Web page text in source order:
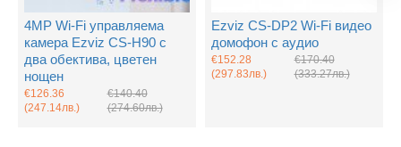
4MP Wi-Fi управляема
камера Ezviz CS-H90 с
два обектива, цветен
нощен
€126.36
(247.14лв.)
€140.40
(274.60лв.)
Ezviz CS-DP2 Wi-Fi видео
домофон с аудио
€152.28
(297.83лв.)
€170.40
(333.27лв.)